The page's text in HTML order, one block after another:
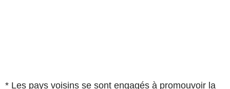
* Les pays voisins se sont engagés à promouvoir la